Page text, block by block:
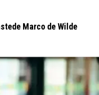
Marco de Wilde